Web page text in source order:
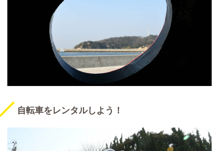
自転車をレンタルしよう！